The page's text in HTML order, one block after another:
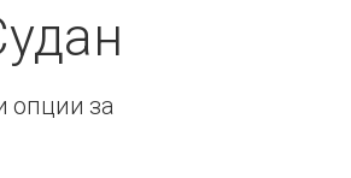
опции за